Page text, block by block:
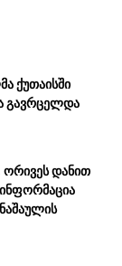
ქუთაისში
გავრცელდა
ორივეს დანით